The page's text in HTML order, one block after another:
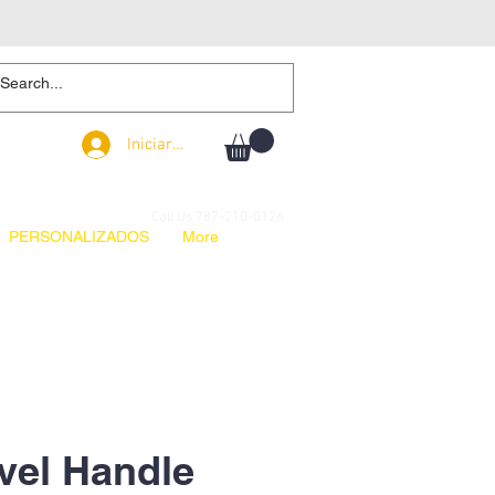
Iniciar sesión
PERSONALIZADOS More
Handle